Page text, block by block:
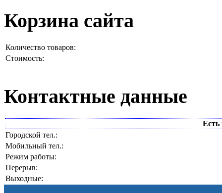
Корзина сайта
Количество товаров:
Стоимость:
Контактные данные
Есть
Городской тел.:
Мобильный тел.:
Режим работы:
Перерыв:
Выходные: